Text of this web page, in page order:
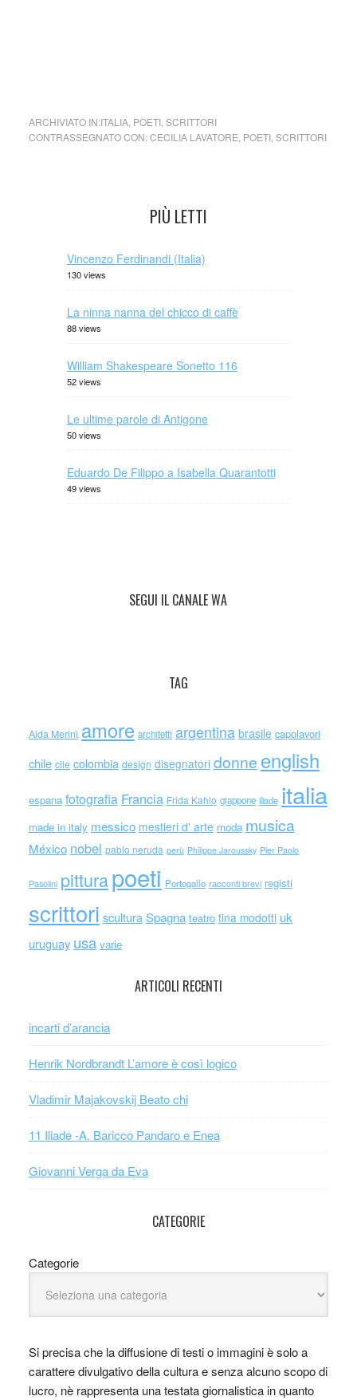
ARCHIVIATO IN:ITALIA, POETI, SCRITTORI
CONTRASSEGNATO CON:CECILIA LAVATORE POETI, SCRITTORI
PIÙ LETTI
Vincenzo Ferdinandi (Italia)
130 views
La ninna nanna del chicco di caffè
88 views
William Shakespeare Sonetto 116
52 views
Le ultime parole di Antigone
50 views
Eduardo De Filippo a Isabella Quarantotti
49 views
SEGUI IL CANALE WA
TAG
Alda Merini amore architetti argentina brasile capolavori
chile cile colombia design disegnatori donne english
espana fotografia Francia Frida Kahlo giappone iliade italia
made in italy messico mestieri d' arte moda musica
México nobel pablo neruda perù Philippe Jaroussky Pier Paolo
Pasolini pitturapoeti Portogallo racconti brevi registi
scrittori sculturaSpagna teatro tina modotti uk
uruguay usa varie
ARTICOLI RECENTI
incarti d’arancia
Henrik Nordbrandt L’amore è così logico
Vladimir Majakovskij Beato chi
11 Iliade -A. Baricco Pandaro e Enea
Giovanni Verga da Eva
CATEGORIE
Categorie
Si precisa che la diffusione di testi o immagini è solo a
carattere divulgativo della cultura e senza alcuno scopo di
lucro, nè rappresenta una testata giornalistica in quanto